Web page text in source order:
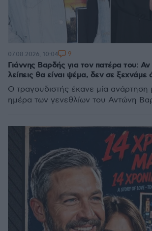
Γιάννης Βαρδής για τον πατέρα του:
λείπεις θα είναι ψέμα, δεν σε ξεχνάμε
Ο τραγουδιστής έκανε μία
ημέρα των γενεθλίων του Αντώνη
07.08.2026, 10:04 9